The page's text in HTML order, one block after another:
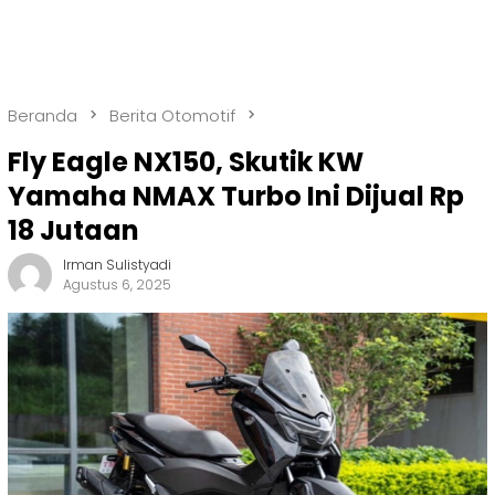
Beranda Berita Otomotif
Fly Eagle NX150, Skutik KW
Yamaha NMAX Turbo Ini Dijual Rp
18 Jutaan
Irman Sulistyadi
Agustus 6, 2025